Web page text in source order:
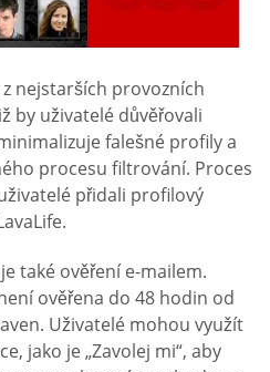
nejstarších provozních
by uživatelé důvěřovali
falešné profily a
procesu filtrování. Proces
přidali profilový
také ověření e-mailem.
ověřena do 48 hodin od
Uživatelé mohou využít
jako je „Zavolej mi“, aby